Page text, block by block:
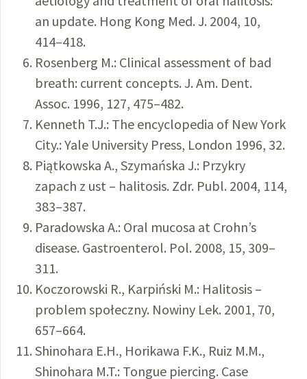
an update. Hong Kong Med. J. 2004, 10,
414–418.
Rosenberg M.: Clinical assessment of bad
breath: current concepts. J. Am. Dent.
Assoc. 1996, 127, 475–482.
Kenneth T.J.: The encyclopedia of New York
City.: Yale University Press, London 1996, 32.
Piątkowska A., Szymańska J.: Przykry
zapach z ust – halitosis. Zdr. Publ. 2004, 114,
383–387.
Paradowska A.: Oral mucosa at Crohn’s
disease. Gastroenterol. Pol. 2008, 15, 309–
311.
Koczorowski R., Karpiński M.: Halitosis –
problem społeczny. Nowiny Lek. 2001, 70,
657–664.
Shinohara E.H., Horikawa F.K., Ruiz M.M.,
Shinohara M.T.: Tongue piercing. Case